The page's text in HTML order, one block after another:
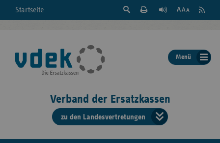
Startseite
Suche
der
Seite
Feed
Menü
Verband der Ersatzkassen
zu den Landesvertretungen
der